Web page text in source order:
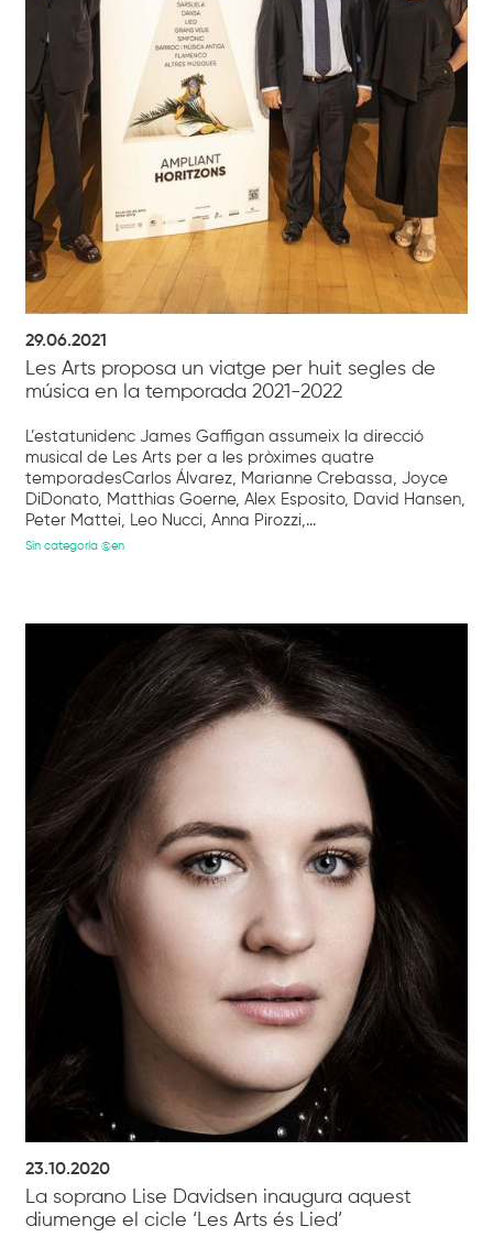
29.06.2021
Les Arts proposa un viatge per huit segles de
música en la temporada 2021-2022
L’estatunidenc James Gaffigan assumeix la direcció
musical de Les Arts per a les pròximes quatre
temporadesCarlos Álvarez, Marianne Crebassa, Joyce
DiDonato, Matthias Goerne, Alex Esposito, David Hansen,
Peter Mattei, Leo Nucci, Anna Pirozzi,...
Sin categoría @en
23.10.2020
La soprano Lise Davidsen inaugura aquest
diumenge el cicle ‘Les Arts és Lied’